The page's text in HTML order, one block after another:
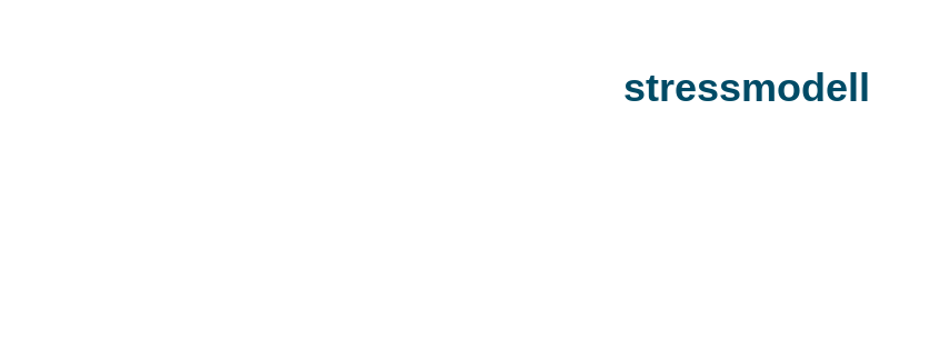
stressmodell